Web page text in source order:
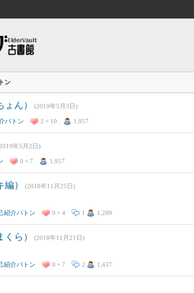
ン
ん） (2019年5月3日)
バトン 2 + 10 1,957
年5月2日)
0 + 7 1,957
） (2018年11月25日)
紹介バトン 0 + 4 1 1,289
ら） (2018年11月21日)
紹介バトン 0 + 7 2 1,437